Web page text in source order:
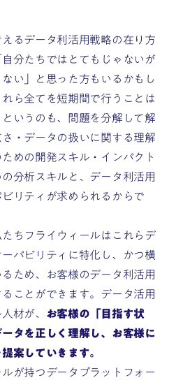
るデータ利活用戦略の在り方
分たちではとてもじゃないが
い」と思った方もいるかもし
ら全てを短期間で行うことは
いうのも、問題を分解して解
・データの扱いに関する理解
めの開発スキル・インパクト
分析スキルと、データ利活用
リティが求められるからで
ちフライウィールはこれらデ
パビリティに特化し、かつ横
ため、お客様のデータ利活用
ことができます。データ活用
材が、 お客様の「目指す状
タを正しく理解し、お客様に
案していきます。
が持つデータプラットフォー